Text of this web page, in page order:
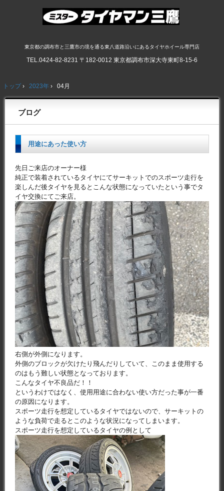
東京都の調布市と三鷹市の境を通る東八道路沿いにあるタイヤホイール専門店
TEL.0424-82-8231 〒182-0012 東京都調布市深大寺東町8-15-6
トップ › 2023年 › 04月
ブログ
用途にあった使い方
先日ご来店のオーナー様
純正で装着されているタイヤにてサーキットでのスポーツ走行を
楽しんだ後タイヤを見るとこんな状態になっていたという事でタ
イヤ交換にてご来店。
右側が外側になります。
外側のブロックが欠けたり飛んだりしていて、このまま使用する
のはもう難しい状態となっております。
こんなタイヤ不良品だ！！
というわけではなく、使用用途に合わない使い方だった事が一番
の原因になります。
スポーツ走行を想定しているタイヤではないので、サーキットの
ような負荷で走るとこのような状況になってしまいます。
スポーツ走行を想定しているタイヤの例として